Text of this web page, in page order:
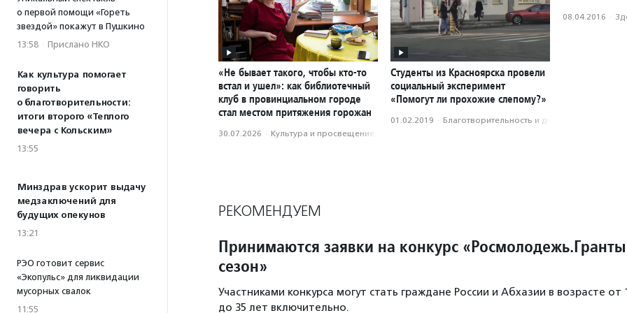
о первой помощи «Гореть
звездой» покажут в Пушкино
13:58 · Прислано НКО
Как культура помогает
говорить
о благотворительности:
итоги второго «Теплого
вечера с Кольским»
13:55
Минздрав ускорит выдачу
медзаключений для
будущих опекунов
13:21
РЭО готовит сервис
«Экопульс» для ликвидации
мусорных свалок
11:55
«Не бывает такого, чтобы кто-то
встал и ушел»: как библиотечный
клуб в провинциальном городе
стал местом притяжения горожан
30.07.2026 · Культура и просвещение
Студенты из Красноярска провели
социальный эксперимент
«Помогут ли прохожие слепому?»
01.02.2019 · Благотвори­тель­ность и доброволь­чест­во
08.04.2016 ·
РЕКОМЕНДУЕМ
Принимаются заявки на конкурс
сезон»
Участниками конкурса могут стать граждане России и Абхазии в возрасте от
до 35 лет включительно.